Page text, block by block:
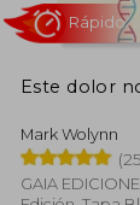
Este dolor
Mark Wolynn
GAIA